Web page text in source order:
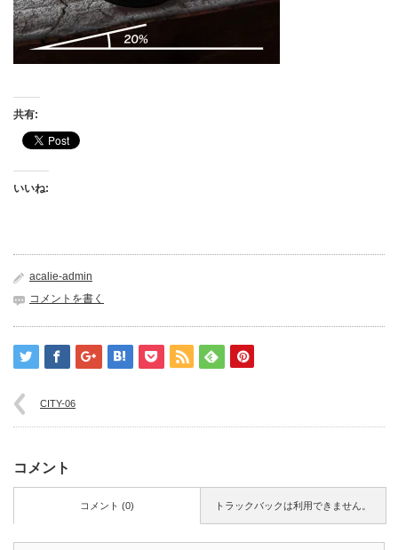
共有:
いいね:
acalie-admin
コメントを書く
CITY-06
コメント
トラックバックは利用できません。
コメント (0)